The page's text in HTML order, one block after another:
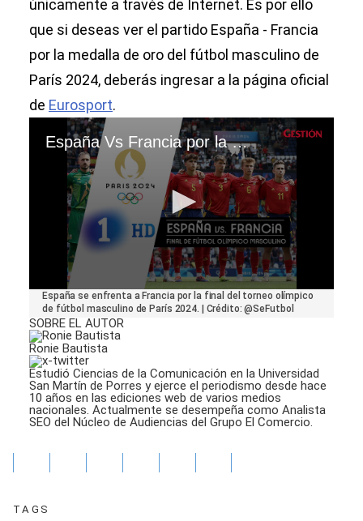
únicamente a través de Internet. Es por ello
que si deseas ver el partido España - Francia
por la medalla de oro del fútbol masculino de
París 2024, deberás ingresar a la página oficial
de Eurosport.
España Vs Francia por la Final del Fútbol Masculino de París 2024 vía La 1 En Directo Tve
seconds
of
53
seconds
España se enfrenta a Francia por la final del torneo olímpico
de fútbol masculino de París 2024. | Crédito: @SeFutbol
SOBRE EL AUTOR
Ronie Bautista
Estudió Ciencias de la Comunicación en la Universidad
San Martín de Porres y ejerce el periodismo desde hace
10 años en las ediciones web de varios medios
nacionales. Actualmente se desempeña como Analista
SEO del Núcleo de Audiencias del Grupo El Comercio.
TAGS